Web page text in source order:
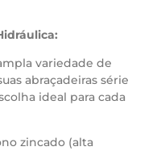
variedade de
abraçadeiras série
ideal para cada
zincado (alta